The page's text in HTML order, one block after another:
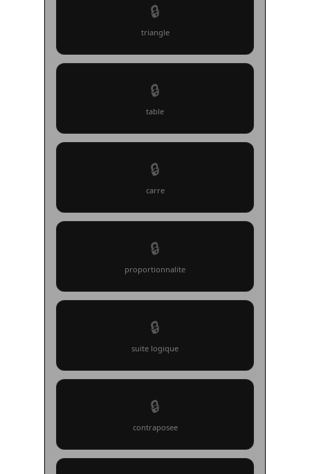
🔒
triangle
🔒
table
🔒
carre
🔒
proportionnalite
🔒
suite logique
🔒
contraposee